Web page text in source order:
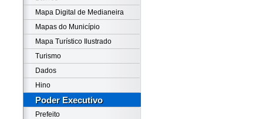
Mapa Digital de Medianeira
Mapas do Município
Mapa Turístico Ilustrado
Turismo
Dados
Hino
Poder Executivo
Prefeito